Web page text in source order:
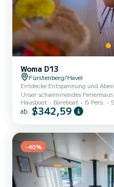
Woma D13
Fürstenberg/Havel
Entdecke Entspannung und
Unser schwimmendes
Hausbootes mit modernen
feinster Gestaltung. Mit seiner
bis zu 6 Personen. Das
eingerichtet und verfügt über
einer leistungsst...
Hausboot Bareboat 6 Pers.
ab $342,59
-40%